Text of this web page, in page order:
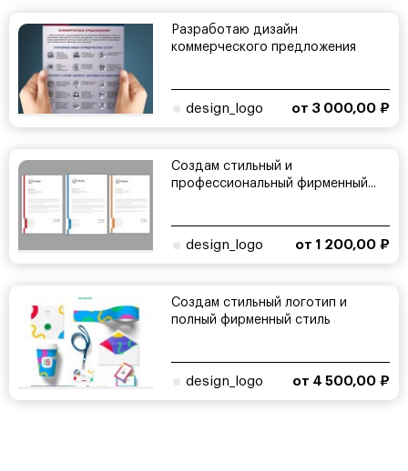
Разработаю дизайн
коммерческого предложения
design_logo от 3 000,00 ₽
Создам стильный и
профессиональный фирменный...
design_logo от 1 200,00 ₽
Создам стильный логотип и
полный фирменный стиль
design_logo от 4 500,00 ₽